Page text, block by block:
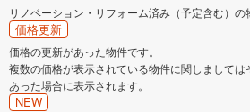
リノベーション・リフォーム済み（予定含む）の
価格更新
価格の更新があった物件です。
複数の価格が表示されている物件に関しまして
あった場合に表示されます。
NEW